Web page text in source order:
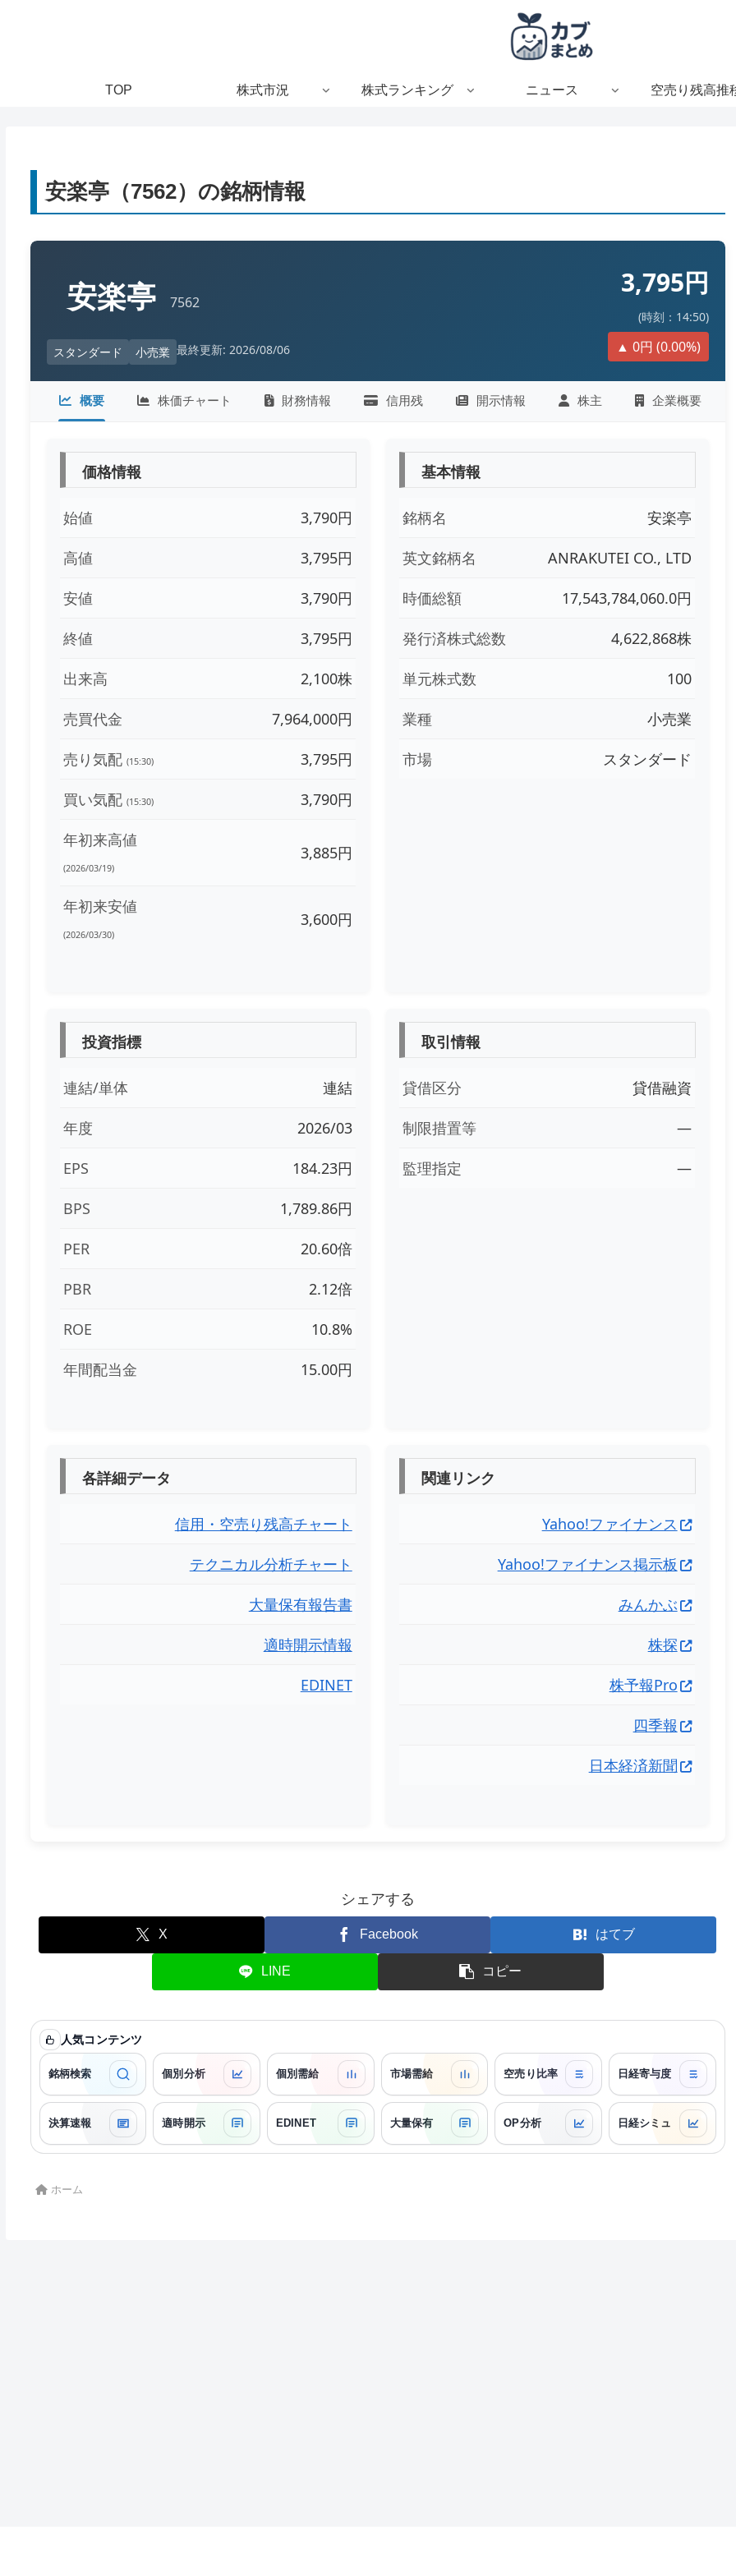
TOP 株式市況 株式ランキング ニュース 空売り残高推
安楽亭（7562）の銘柄情報
安楽亭 7562
スタンダード 小売業 最終更新: 2026/08/06
3,795円
(時刻：14:50)
▲ 0円 (0.00%)
概要 株価チャート 財務情報 信用残 開示情報 株主 企業概要
価格情報
始値 3,790円
高値 3,795円
安値 3,790円
終値 3,795円
出来高 2,100株
売買代金 7,964,000円
売り気配 (15:30) 3,795円
買い気配 (15:30) 3,790円
年初来高値
(2026/03/19)
3,885円
年初来安値
(2026/03/30)
3,600円
基本情報
銘柄名 安楽亭
英文銘柄名 ANRAKUTEI CO., LTD
時価総額 17,543,784,060.0円
発行済株式総数 4,622,868株
単元株式数 100
業種 小売業
市場 スタンダード
投資指標
連結/単体 連結
年度 2026/03
EPS 184.23円
BPS 1,789.86円
PER 20.60倍
PBR 2.12倍
ROE 10.8%
年間配当金 15.00円
取引情報
貸借区分 貸借融資
制限措置等 ―
監理指定 ―
各詳細データ
信用・空売り残高チャート
テクニカル分析チャート
大量保有報告書
適時開示情報
EDINET
関連リンク
Yahoo!ファイナンス
Yahoo!ファイナンス掲示板
みんかぶ
株探
株予報Pro
四季報
日本経済新聞
シェアする
X Facebook はてブ
LINE コピー
人気コンテンツ
銘柄検索 個別分析 個別需給 市場需給 空売り比率 日経寄与度
決算速報 適時開示 EDINET 大量保有 OP分析 日経シミュ
ホーム